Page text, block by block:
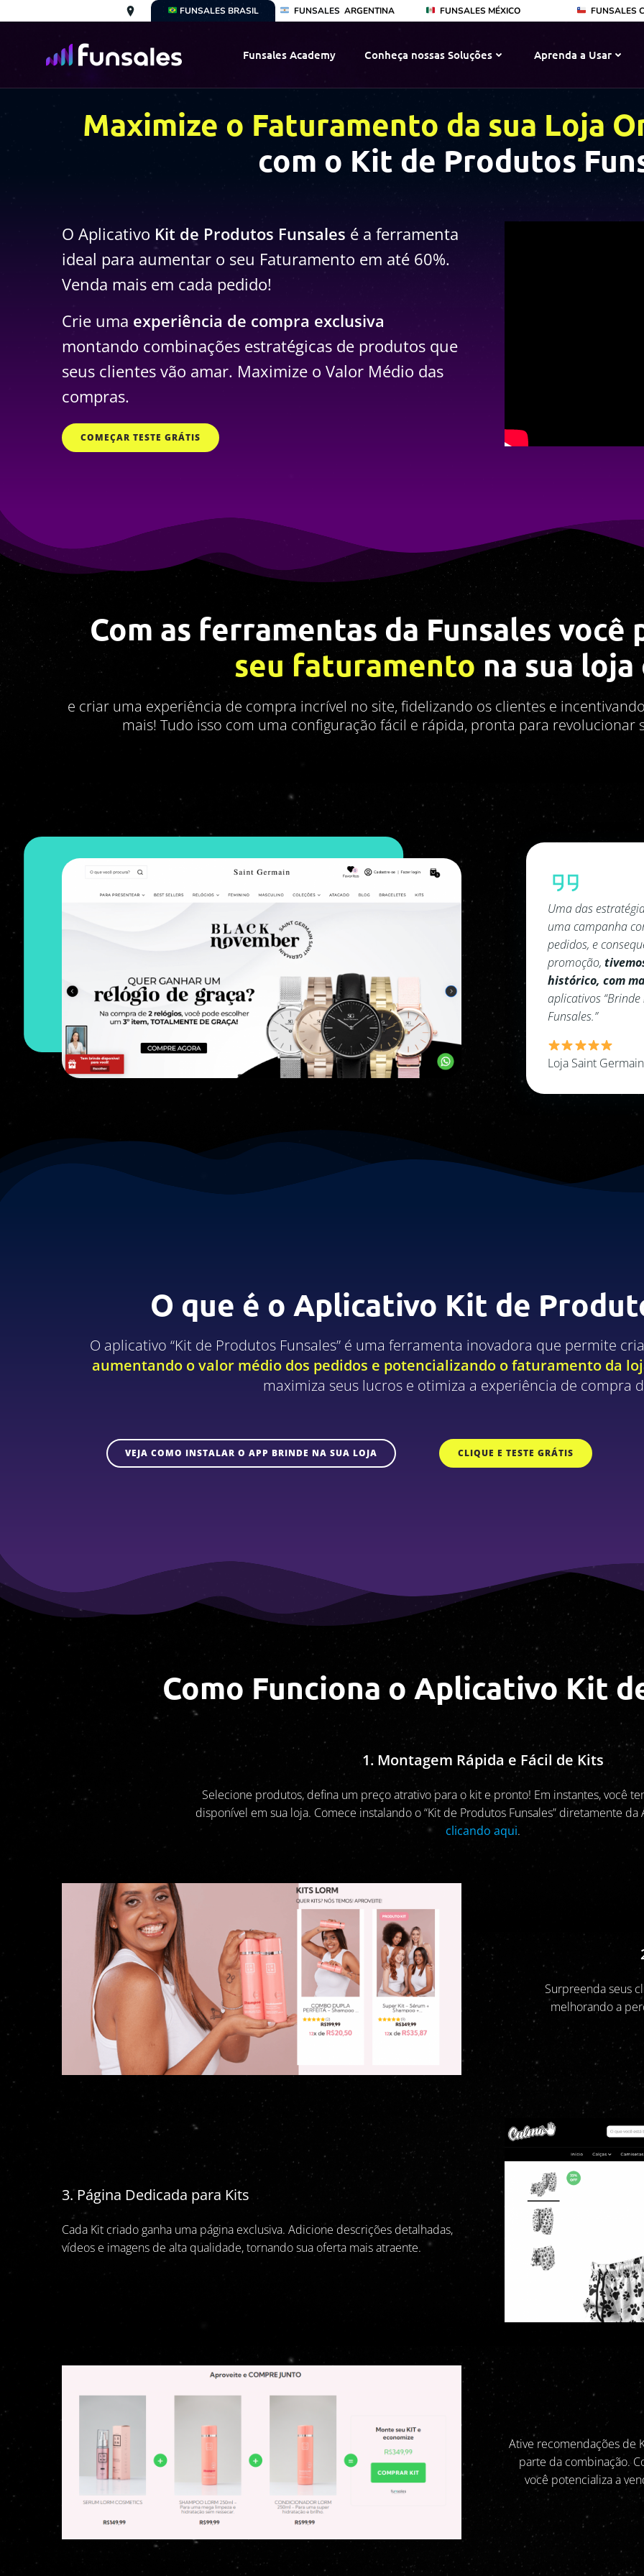
para
conteúdo
FUNSALES BRASIL FUNSALES ARGENTINA FUNSALES MÉXICO FUNSALES
Funsales Academy Conheça nossas Soluções Aprenda a Usar
Maximize o Faturamento da sua Loja
com o Kit de Produtos
O Aplicativo Kit de Produtos Funsales é a ferramenta
ideal para aumentar o seu Faturamento em até 60%.
Venda mais em cada pedido!
Crie uma experiência de compra exclusiva
montando combinações estratégicas de produtos que
seus clientes vão amar. Maximize o Valor Médio das
compras.
COMEÇAR TESTE GRÁTIS
Com as ferramentas da Funsales você
seu faturamento na sua
e criar uma experiência de compra incrível no site, fidelizando os clientes e
mais! Tudo isso com uma configuração fácil e rápida, pronta para revolucionar
uma campanha com o objetivo de aumentar o valor médio dos
pedidos, e consequentemente, o faturamento do site. No mês da
tivemos o melhor mês em faturamento
histórico, com mais de R$1 milhão em vendas
, utilizando os
aplicativos “Brinde no Carrinho Funsales” e “Kit de Produtos
Funsales.”
Loja Saint Germain Shop
Uma das
uma campanha
pedidos, e
promoção,
histórico, com
aplicativos “Brinde
Funsales.”
Loja Saint
O que é o Aplicativo Kit de
O aplicativo “Kit de Produtos Funsales” é uma ferramenta inovadora que permite
aumentando o valor médio dos pedidos e potencializando o faturamento da
maximiza seus lucros e otimiza a experiência de compra
VEJA COMO INSTALAR O APP BRINDE NA SUA LOJA CLIQUE E TESTE GRÁTIS
Como Funciona o Aplicativo Kit
1. Montagem Rápida e Fácil de Kits
Selecione produtos, defina um preço atrativo para o kit e pronto! Em instantes, você
disponível em sua loja. Comece instalando o “Kit de Produtos Funsales” diretamente
clicando aqui.
Surpreenda seus
melhorando a
3. Página Dedicada para Kits
Cada Kit criado ganha uma página exclusiva. Adicione descrições detalhadas,
vídeos e imagens de alta qualidade, tornando sua oferta mais atraente.
Ative recomendações de
parte da combinação.
você potencializa a